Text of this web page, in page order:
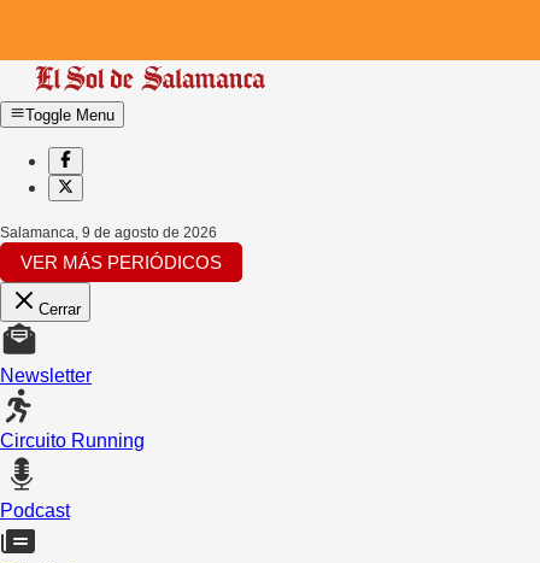
Toggle Menu
Salamanca, 9 de agosto de 2026
VER MÁS PERIÓDICOS
Cerrar
Newsletter
Circuito Running
Podcast